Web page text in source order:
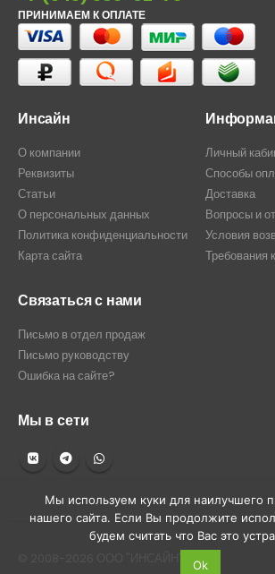
ПРИНИМАЕМ К ОПЛАТЕ
Инсайн
О компании
Реквизиты
Статьи
О персональных данных
Политика конфиденциальности
Карта сайта
Личный
Способы
Доставка
Вопросы и
Условия
Требования
Связаться с нами
Письмо в отдел продаж
Письмо руководству
Ошибка на сайте?
Мы в сети
Мы используем куки для наилучшего
нашего сайта. Если Вы продолжите
будем считать что Вас это
Ok